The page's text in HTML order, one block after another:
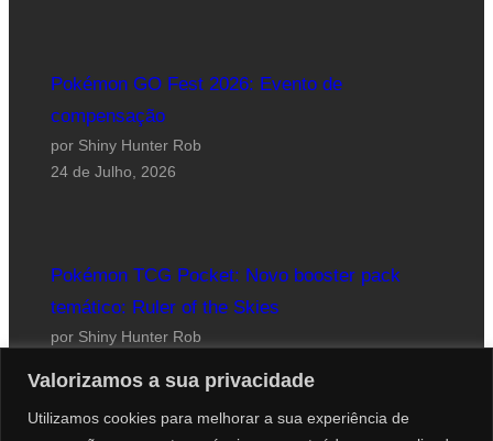
Valorizamos a sua privacidade
Utilizamos cookies para melhorar a sua experiência de
Pokémon GO Fest 2026: Evento de
compensação
por Shiny Hunter Rob
24 de Julho, 2026
Pokémon TCG Pocket: Novo booster pack
temático: Ruler of the Skies
por Shiny Hunter Rob